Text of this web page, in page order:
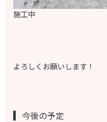
施工中
よろしくお願いします！
今後の予定